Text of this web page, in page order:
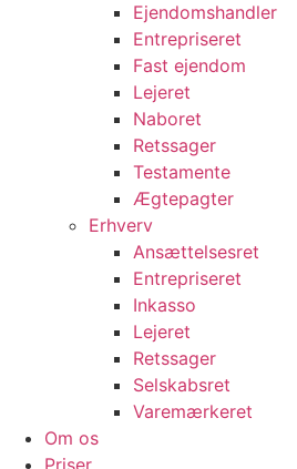
Ejendomshandler
Entrepriseret
Fast ejendom
Lejeret
Naboret
Retssager
Testamente
Ægtepagter
Erhverv
Ansættelsesret
Entrepriseret
Inkasso
Lejeret
Retssager
Selskabsret
Varemærkeret
Om os
Priser